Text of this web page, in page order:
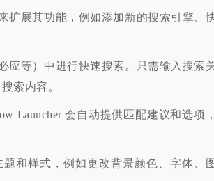
扩展其功能，例如添加新的搜索引擎、
应等）中进行快速搜索。只需输入搜索
索内容。
Launcher 会自动提供匹配建议和选项
和样式，例如更改背景颜色、字体、